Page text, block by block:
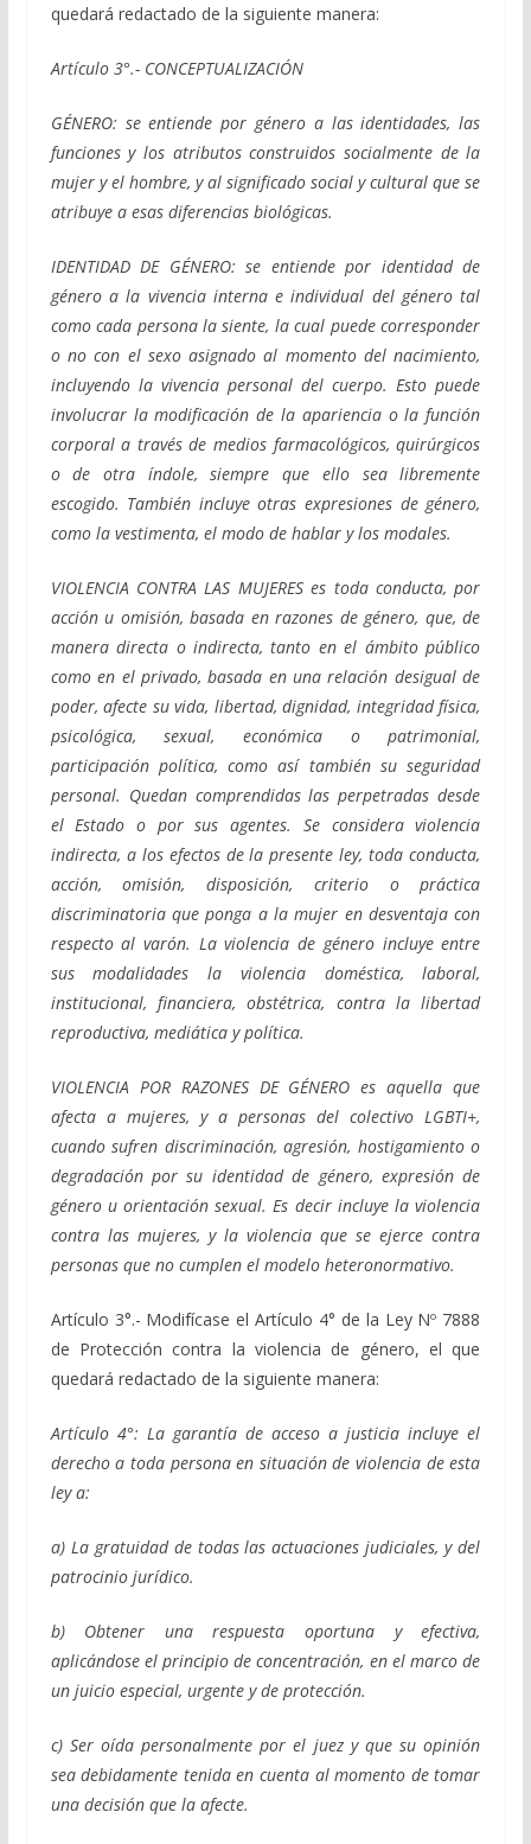
quedará redactado de la siguiente manera:
Artículo 3°.- CONCEPTUALIZACIÓN
GÉNERO: se entiende por género a las identidades, las
funciones y los atributos construidos socialmente de la
mujer y el hombre, y al significado social y cultural que se
atribuye a esas diferencias biológicas.
IDENTIDAD DE GÉNERO: se entiende por identidad de
género a la vivencia interna e individual del género tal
como cada persona la siente, la cual puede corresponder
o no con el sexo asignado al momento del nacimiento,
incluyendo la vivencia personal del cuerpo. Esto puede
involucrar la modificación de la apariencia o la función
corporal a través de medios farmacológicos, quirúrgicos
o de otra índole, siempre que ello sea libremente
escogido. También incluye otras expresiones de género,
como la vestimenta, el modo de hablar y los modales.
VIOLENCIA CONTRA LAS MUJERES es toda conducta, por
acción u omisión, basada en razones de género, que, de
manera directa o indirecta, tanto en el ámbito público
como en el privado, basada en una relación desigual de
poder, afecte su vida, libertad, dignidad, integridad física,
psicológica, sexual, económica o patrimonial,
participación política, como así también su seguridad
personal. Quedan comprendidas las perpetradas desde
el Estado o por sus agentes. Se considera violencia
indirecta, a los efectos de la presente ley, toda conducta,
acción, omisión, disposición, criterio o práctica
discriminatoria que ponga a la mujer en desventaja con
respecto al varón. La violencia de género incluye entre
sus modalidades la violencia doméstica, laboral,
institucional, financiera, obstétrica, contra la libertad
reproductiva, mediática y política.
VIOLENCIA POR RAZONES DE GÉNERO es aquella que
afecta a mujeres, y apersonas del colectivo LGBTI+,
cuando sufren discriminación, agresión, hostigamiento o
degradación por su identidad de género, expresión de
género u orientación sexual. Es decir incluye la violencia
contra las mujeres, y la violencia que se ejerce contra
personas que no cumplen el modelo heteronormativo.
Artículo 3°.- Modifícase el Artículo 4° de la Ley Nº 7888
de Protección contra la violencia de género, el que
quedará redactado de la siguiente manera:
Artículo 4°: La garantía de acceso a justicia incluye el
derecho a toda persona en situación de violencia de esta
ley a:
a) La gratuidad de todas las actuaciones judiciales, y del
patrocinio jurídico.
b) Obtener una respuesta oportuna y efectiva,
aplicándose el principio de concentración, en el marco de
un juicio especial, urgente y de protección.
c) Ser oída personalmente por el juez y que su opinión
sea debidamente tenida en cuenta al momento de tomar
una decisión que la afecte.